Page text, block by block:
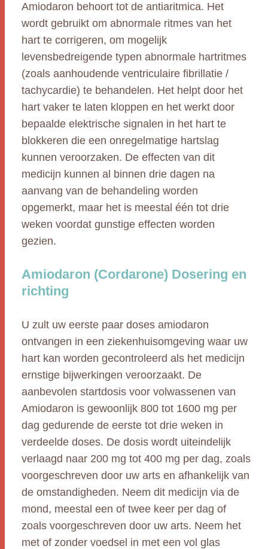
Amiodaron behoort tot de antiaritmica. Het
wordt gebruikt om abnormale ritmes van het
hart te corrigeren, om mogelijk
levensbedreigende typen abnormale hartritmes
(zoals aanhoudende ventriculaire fibrillatie /
tachycardie) te behandelen. Het helpt door het
hart vaker te laten kloppen en het werkt door
bepaalde elektrische signalen in het hart te
blokkeren die een onregelmatige hartslag
kunnen veroorzaken. De effecten van dit
medicijn kunnen al binnen drie dagen na
aanvang van de behandeling worden
opgemerkt, maar het is meestal één tot drie
weken voordat gunstige effecten worden
gezien.
Amiodaron (Cordarone) Dosering en
richting
U zult uw eerste paar doses amiodaron
ontvangen in een ziekenhuisomgeving waar uw
hart kan worden gecontroleerd als het medicijn
ernstige bijwerkingen veroorzaakt. De
aanbevolen startdosis voor volwassenen van
Amiodaron is gewoonlijk 800 tot 1600 mg per
dag gedurende de eerste tot drie weken in
verdeelde doses. De dosis wordt uiteindelijk
verlaagd naar 200 mg tot 400 mg per dag, zoals
voorgeschreven door uw arts en afhankelijk van
de omstandigheden. Neem dit medicijn via de
mond, meestal een of twee keer per dag of
zoals voorgeschreven door uw arts. Neem het
met of zonder voedsel in met een vol glas